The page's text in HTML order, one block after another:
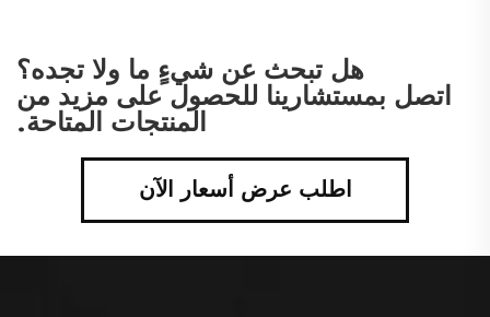
هل تبحث عن شيءٍ ما ولا تجده؟
اتصل بمستشارينا للحصول على مزيد من
المنتجات المتاحة.
اطلب عرض أسعار الآن